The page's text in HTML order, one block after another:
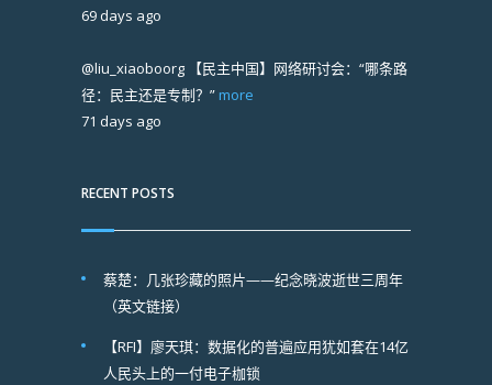
69 days ago
@liu_xiaoboorg 【民主中国】网络研讨会：“哪条路
径：民主还是专制？” more
71 days ago
RECENT POSTS
蔡楚：几张珍藏的照片——纪念晓波逝世三周年
（英文链接）
【RFI】廖天琪：数据化的普遍应用犹如套在14亿
人民头上的一付电子枷锁